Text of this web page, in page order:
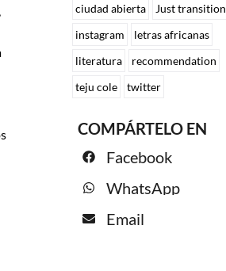
ciudad abierta
Just transition
instagram
letras africanas
literatura
recommendation
teju cole
twitter
COMPÁRTELO EN
Facebook
WhatsApp
Email